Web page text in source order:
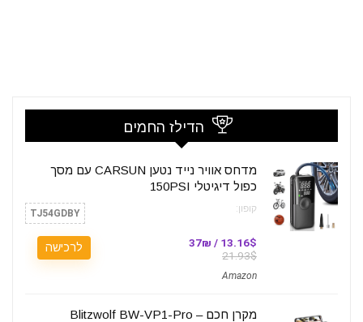
הדילז החמים
מדחס אוויר נייד נטען CARSUN עם מסך
כפול דיגיטלי 150PSI
קופון: TJ54GDBY
13.16$ / 37₪
21.93$
Amazon
לרכישה
מקרן חכם – Blitzwolf BW-VP1-Pro